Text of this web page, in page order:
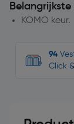
KOMO keur.
94
Click